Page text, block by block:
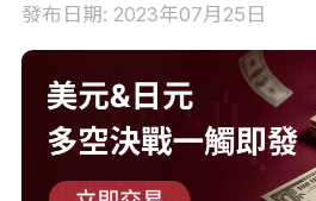
發布日期: 2023年07月25日